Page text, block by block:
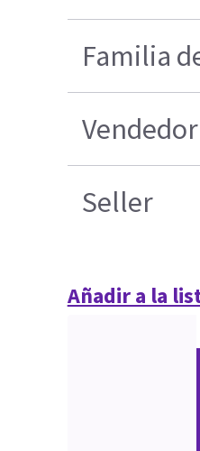
Familia
Vendedor
Seller
Añadir a la